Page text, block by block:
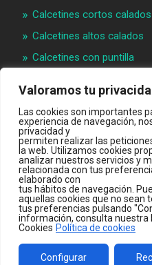
Valoramos tu
Las cookies son importantes
experiencia de navegación,
privacidad y
permiten realizar las
la web. Utilizamos cookies
analizar nuestros servicios y
relacionada con tus
elaborado con
tus hábitos de navegación.
aquellas cookies que no sean
tus preferencias pulsando
información, consulta nuestra
Cookies Política de cookies
Configurar
Calcetines cortos calados
Calcetines altos calados
Calcetines con puntilla
Materias primeras
Videos
Quiénes somos
Contacto
INTRANET B2B
TIENDA ONLINE
© 2026WWW.JC-